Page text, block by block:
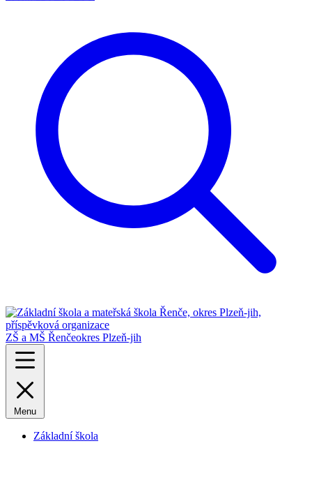
ZŠ a MŠ Řenčeokres Plzeň-jih
Menu
Základní škola